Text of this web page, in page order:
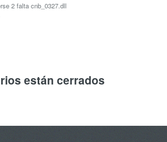
2 falta cnb_0327.dll
están cerrados